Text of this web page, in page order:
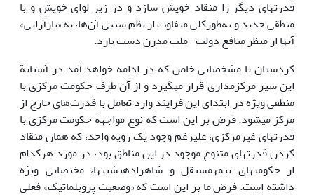
قدرت­های دیگر را منقاد خویش سازد و در زیر لوای خویش و با
منطقی جدید و به‌طورکلی متفاوت از نظم سنتی آن‌ها، به «بازآرایی»
آن­ها از منظر منافع دولت- ملت مدرن دست یازد.
کردستان با مشخصاتی خاص که در ادامه خواهد آمد در آستانة
این سیر مرکزمداری قرار می­گیرد و از آن طرف حکومت مرکزی با
منطقی ویژه در ابتدای این فرایند وارد تعامل با قدرت‌های خارج از
مرکز می­شود. فرض بر این است که نوع مواجهة حکومت مرکزی با
قدرت­های غیرمرکزی، علی­رغم وجود یک رویه واحد، که همان منقاد
کردن قدرت­های متنوع موجود در این مناطق بود، در مورد هرکدام
از حکومت­های نیمه­مستقل و شاه­زاده­نشین­ها، مختصاتی ویژه
داشته است. فرض ما بر این است که «وضعیت پروبلماتیک» فعلی